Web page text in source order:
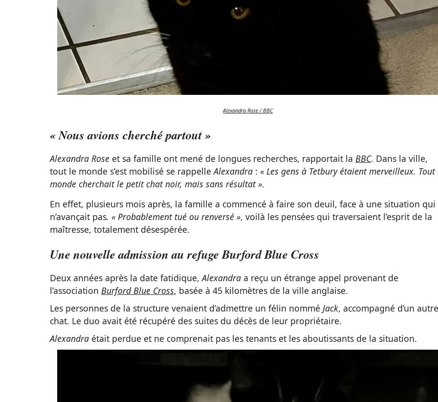
Alexandra Rose / BBC
« Nous avions cherché partout »
Alexandra Rose et sa famille ont mené de longues recherches, rapportait la BBC. Dans la ville,
tout le monde s’est mobilisé se rappelleAlexandra : « Les gens à Tetbury étaient merveilleux. Tout
monde cherchait le petit chat noir, mais sans résultat ».
En effet, plusieurs mois après, la famille a commencé à faire son deuil, face à une situation qui
n’avançait pas. « Probablement tué ou renversé », voilà les pensées qui traversaient l’esprit de la
maîtresse, totalement désespérée.
Une nouvelle admission au refuge Burford Blue Cross
Deux années après la date fatidique,Alexandra a reçu un étrange appel provenant de
l’association Burford Blue Cross, basée à 45 kilomètres de la ville anglaise.
Les personnes de la structure venaient d’admettre un félin nommé Jack, accompagné d’un autre
chat. Le duo avait été récupéré des suites du décès de leur propriétaire.
Alexandra était perdue et ne comprenait pas les tenants et les aboutissants de la situation.